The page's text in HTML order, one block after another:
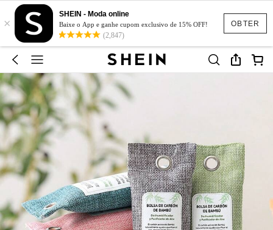
OBTER
×
SHEIN - Moda online
Baixe o App e ganhe cupom exclusivo de 15% OFF!
(2,847)